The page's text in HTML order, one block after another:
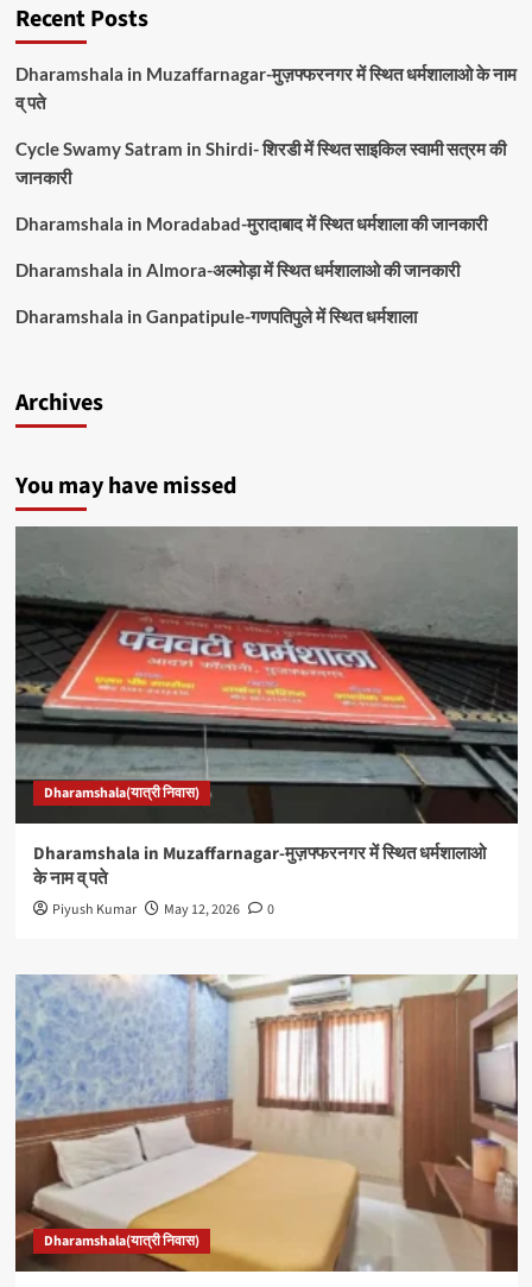
Recent Posts
Dharamshala in Muzaffarnagar-मुज़फ्फरनगर में स्थित धर्मशालाओ के नाम
व् पते
Cycle Swamy Satram in Shirdi- शिरडी में स्थित साइकिल स्वामी सत्रम की
जानकारी
Dharamshala in Moradabad-मुरादाबाद में स्थित धर्मशाला की जानकारी
Dharamshala in Almora-अल्मोड़ा में स्थित धर्मशालाओ की जानकारी
Dharamshala in Ganpatipule-गणपतिपुले में स्थित धर्मशाला
Archives
You may have missed
Dharamshala(यात्री निवास)
Dharamshala in Muzaffarnagar-मुज़फ्फरनगर में स्थित धर्मशालाओ
के नाम व् पते
Piyush Kumar May 12, 2026 0
Dharamshala(यात्री निवास)